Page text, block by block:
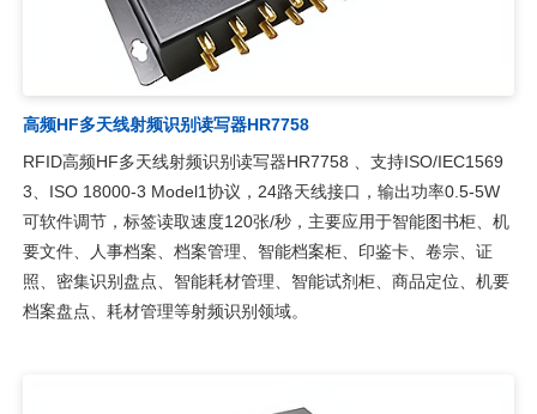
高频HF多天线射频识别读写器HR7758
RFID高频HF多天线射频识别读写器HR7758 、支持ISO/IEC1569
3、ISO 18000-3 Model1协议，24路天线接口，输出功率0.5-5W
可软件调节，标签读取速度120张/秒，主要应用于智能图书柜、机
要文件、人事档案、档案管理、智能档案柜、印鉴卡、卷宗、证
照、密集识别盘点、智能耗材管理、智能试剂柜、商品定位、机要
档案盘点、耗材管理等射频识别领域。